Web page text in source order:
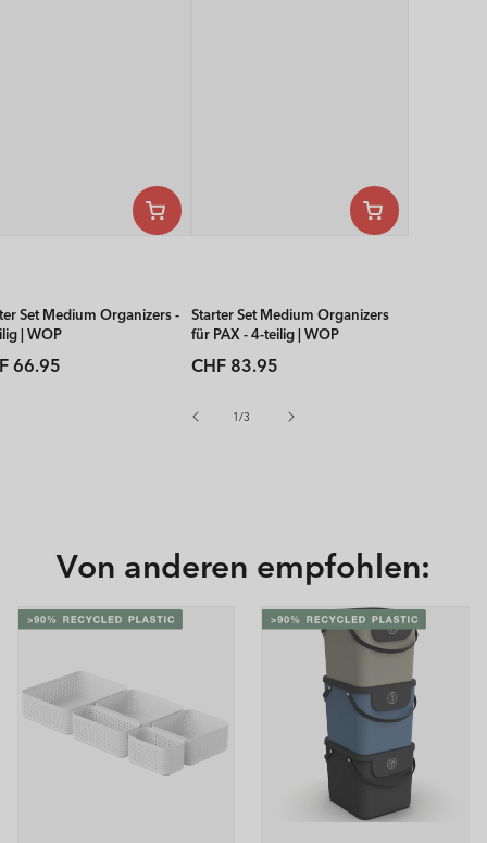
Set Medium Organizers -
| WOP
66.95
Starter Set Medium Organizers
für PAX - 4-teilig | WOP
Normaler
CHF 83.95
1/
von
3
Von anderen empfohlen: